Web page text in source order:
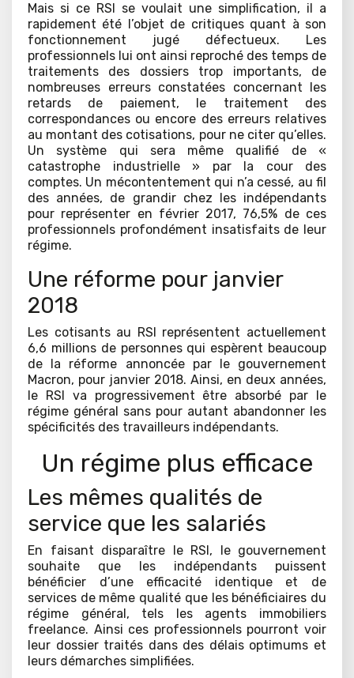
Mais si ce RSI se voulait une simplification, il a
rapidement été l’objet de critiques quant à son
fonctionnement jugé défectueux. Les
professionnels lui ont ainsi reproché des temps de
traitements des dossiers trop importants, de
nombreuses erreurs constatées concernant les
retards de paiement, le traitement des
correspondances ou encore des erreurs relatives
au montant des cotisations, pour ne citer qu’elles.
Un système qui sera même qualifié de «
catastrophe industrielle » par la cour des
comptes. Un mécontentement qui n’a cessé, au fil
des années, de grandir chez les indépendants
pour représenter en février 2017, 76,5% de ces
professionnels profondément insatisfaits de leur
régime.
Une réforme pour janvier
2018
Les cotisants au RSI représentent actuellement
6,6 millions de personnes qui espèrent beaucoup
de la réforme annoncée par le gouvernement
Macron, pour janvier 2018. Ainsi, en deux années,
le RSI va progressivement être absorbé par le
régime général sans pour autant abandonner les
spécificités des travailleurs indépendants.
Un régime plus efficace
Les mêmes qualités de
service que les salariés
En faisant disparaître le RSI, le gouvernement
souhaite que les indépendants puissent
bénéficier d’une efficacité identique et de
services de même qualité que les bénéficiaires du
régime général, tels les agents immobiliers
freelance. Ainsi ces professionnels pourront voir
leur dossier traités dans des délais optimums et
leurs démarches simplifiées.